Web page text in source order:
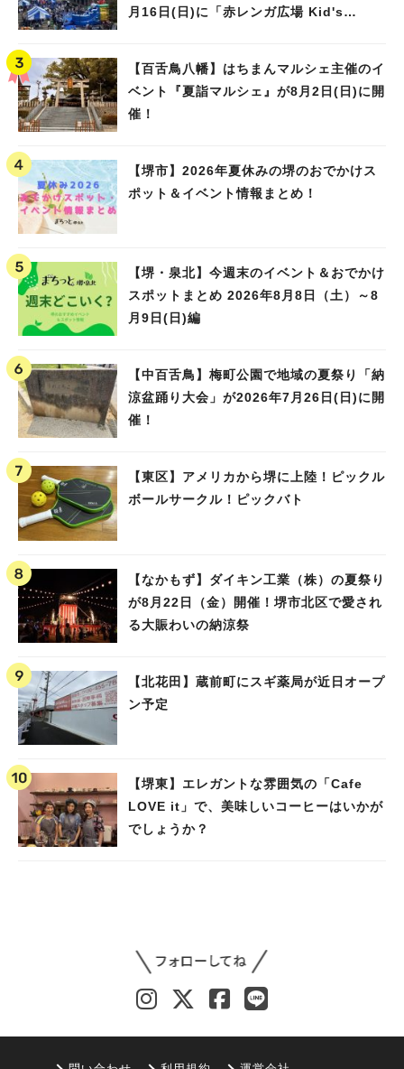
月16日(日)に「赤レンガ広場 Kid's
【百舌鳥八幡】はちまんマルシェ主催のイ
ベント『夏詣マルシェ』が8月2日(日)に開
催！
【堺市】2026年夏休みの堺のおでかけス
ポット＆イベント情報まとめ！
【堺・泉北】今週末のイベント＆おでかけ
スポットまとめ 2026年8月8日（土）～8
月9日(日)編
【中百舌鳥】梅町公園で地域の夏祭り「納
涼盆踊り大会」が2026年7月26日(日)に開
催！
【東区】アメリカから堺に上陸！ピックル
ボールサークル！ピックバト
【なかもず】ダイキン工業（株）の夏祭り
が8月22日（金）開催！堺市北区で愛され
る大賑わいの納涼祭
【北花田】蔵前町にスギ薬局が近日オープ
ン予定
【堺東】エレガントな雰囲気の「Cafe
LOVE it」で、美味しいコーヒーはいかが
でしょうか？